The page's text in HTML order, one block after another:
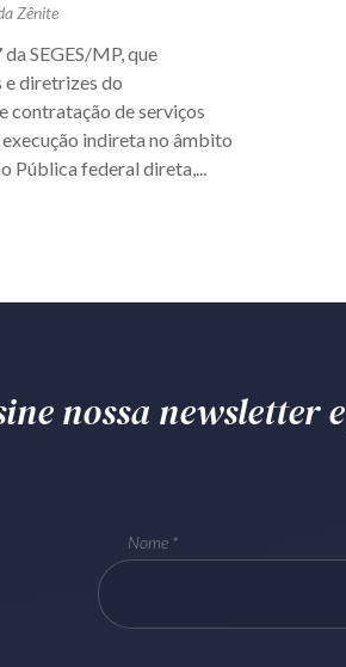
Zênite
SEGES/MP, que
e diretrizes do
contratação de serviços
indireta no âmbito
Pública federal direta,...
nossa newsletter
Nome